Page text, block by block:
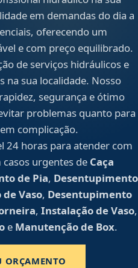
em demandas do dia a
oferecendo um
e com preço equilibrado.
de serviços hidráulicos e
na sua localidade. Nosso
segurança e ótimo
problemas quanto para
complicação.
24 horas para atender com
urgentes de Caça
de Pia, Desentupimento
Vaso, Desentupimento
, Instalação de Vaso,
e Manutenção de Box.
ORÇAMENTO